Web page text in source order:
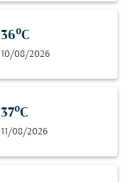
36°C
10/08/2026
37°C
11/08/2026